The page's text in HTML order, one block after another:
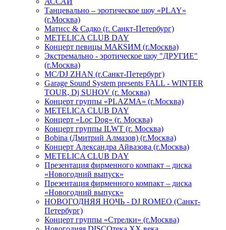
Танцевально – эротическое шоу «PLAY»
(г.Москва)
Матисс & Садко (г. Санкт-Петербург)
METELICA CLUB DAY
Концерт певицы МАКSИМ (г.Москва)
Экстремально - эротическое шоу "ДРУГИЕ"
(г.Москва)
МС/DJ ZHAN (г.Санкт-Петербург)
Garage Sound System presents FALL - WINTER
TOUR, Dj SUHOV (г. Москва)
Концерт группы «PLAZMA» (г.Москва)
METELICA CLUB DAY
Концерт «Loc Dog» (г. Москва)
Концерт группы ILWT (г. Москва)
Bobina (Дмитрий Алмазов) (г.Москва)
Концерт Александра Айвазова (г.Москва)
METELICA CLUB DAY
Презентация фирменного компакт – диска
«Новогодний выпуск»
Презентация фирменного компакт – диска
«Новогодний выпуск»
НОВОГОДНЯЯ НОЧЬ - DJ ROMEO (Санкт-
Петербург)
Концерт группы «Стрелки» (г.Москва)